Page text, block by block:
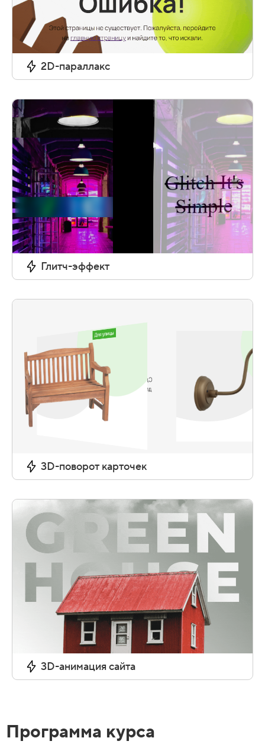
2D-параллакс
Глитч-эффект
3D-поворот карточек
3D-анимация сайта
Программа курса